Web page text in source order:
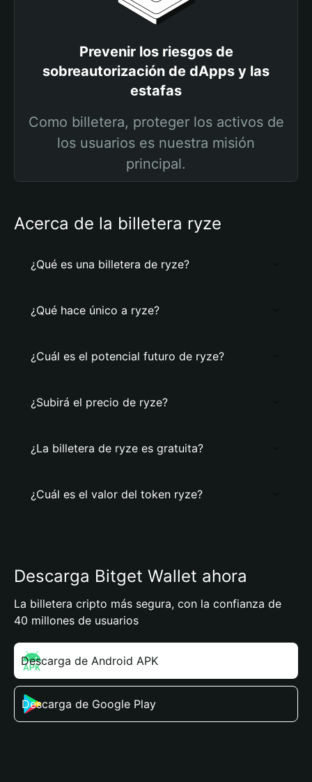
Prevenir los riesgos de
sobreautorización de dApps y las
estafas
Como billetera, proteger los activos de
los usuarios es nuestra misión
principal.
Acerca de la billetera ryze
¿Qué es una billetera de ryze?
¿Qué hace único a ryze?
¿Cuál es el potencial futuro de ryze?
¿Subirá el precio de ryze?
¿La billetera de ryze es gratuita?
¿Cuál es el valor del token ryze?
Descarga Bitget Wallet ahora
La billetera cripto más segura, con la confianza de
40 millones de usuarios
Descarga de Android APK
Descarga de Google Play